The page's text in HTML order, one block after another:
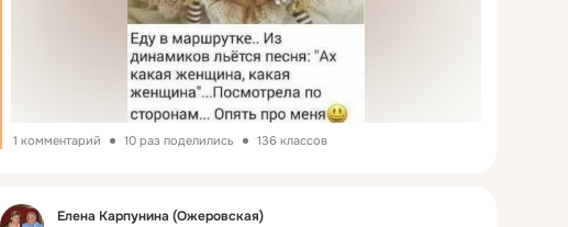
1 комментарий 10 раз поделились 136 классов
Фид
Елена Карпунина (Ожеровская)